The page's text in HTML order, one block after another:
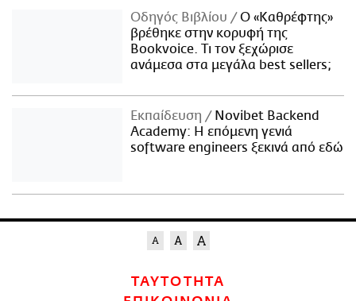
Οδηγός Βιβλίου
Ο «Καθρέφτης»
βρέθηκε στην κορυφή της
Bookvoice. Τι τον ξεχώρισε
ανάμεσα στα μεγάλα best sellers;
Εκπαίδευση
Novibet Backend
Academy: Η επόμενη γενιά
software engineers ξεκινά από εδώ
ΤΑΥΤΟΤΗΤΑ